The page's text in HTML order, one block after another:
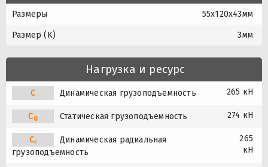
Размеры 55x120x43мм
Размер (K) 3мм
Нагрузка и ресурс
C Динамическая грузоподъемность 265 кН
C0 Статическая грузоподъемность 274 кН
Cr
Динамическая радиальная
грузоподъемность
265
кН